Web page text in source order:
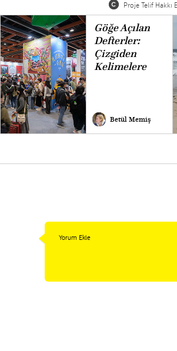
Proje Telif Hakkı
Göğe Açılan
Defterler:
Çizgiden
Kelimelere
Betül Memiş